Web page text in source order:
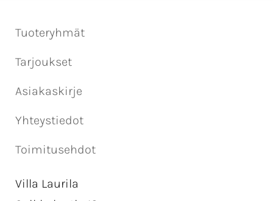
Tuoteryhmät
Tarjoukset
Asiakaskirje
Yhteystiedot
Toimitusehdot
Villa Laurila